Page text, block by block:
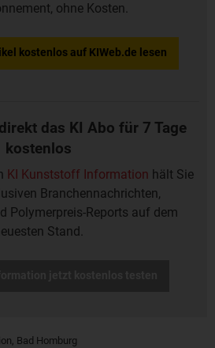
ohne Kosten.
kostenlos auf KIWeb.de lesen
das KI Abo für 7 Tage
kostenlos
KI Kunststoff Information hält Sie
Branchennachrichten,
Polymerpreis-Reports auf dem
Stand.
Bad Homburg